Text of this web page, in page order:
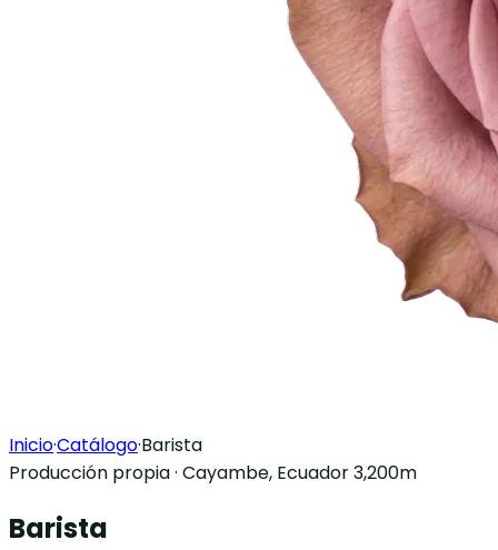
Inicio·Catálogo·Barista
Producción propia · Cayambe, Ecuador 3,200m
Barista